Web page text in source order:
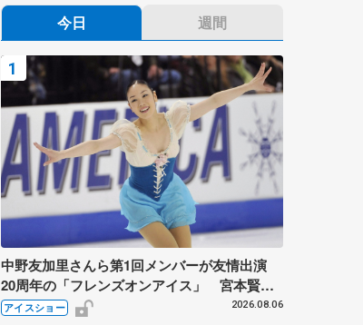
今日 週間
中野友加里さんら第1回メンバーが友情出演
20周年の「フレンズオンアイス」 宮本賢二
さん、有川梨絵さん、田村岳斗さんも
アイスショー 2026.08.06